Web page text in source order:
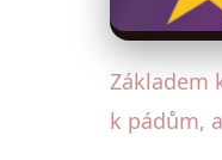
Základem
k pádům,